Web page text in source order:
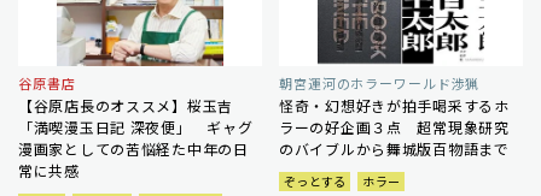
谷原書店
【谷原店長のオススメ】桜玉吉
「満喫漫玉日記 深夜便」 ギャグ
漫画家としての苦悩経た中年の日
常に共感
朝宮運河のホラーワールド渉猟
怪奇・幻想好きが拍手喝采するホ
ラーの好企画３点 超常現象研究
のバイブルから舞城版百物語まで
ぞっとする
ホラー